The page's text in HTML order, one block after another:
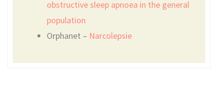
obstructive sleep apnoea in the general
population
Orphanet – Narcolepsie